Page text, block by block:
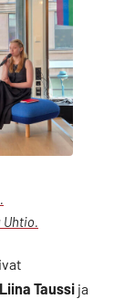
Uhtio.
Liina Taussi ja